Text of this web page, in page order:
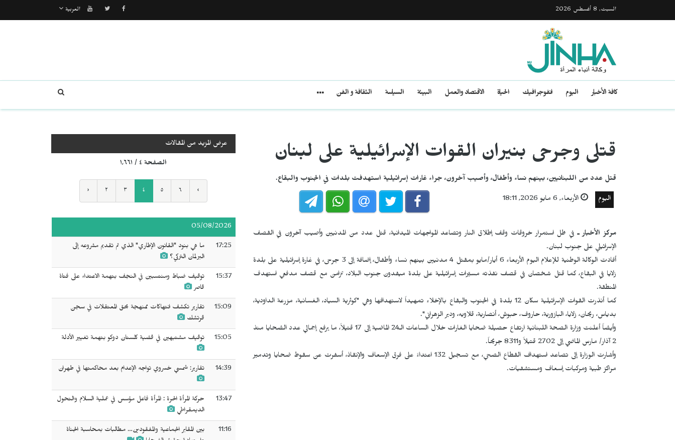
السبت, 8 أغسطس 2026 العربية
كافة الأخبار اليوم انفوجرافيك الحياة الاقتصاد والعمل البيئة السياسة الثقافة و الفن
قتلى وجرحى بنيران القوات الإسرائيلية على لبنان
قتل عدد من اللبنانيين، بينهم نساء وأطفال، وأصيب آخرون، جراء غارات إسرائيلية استهدفت بلدات في الجنوب والبقاع.
اليوم الأربعاء, 6 مايو 2026, 18:11
مركز الأخبار ـفي ظل استمرار خروقات وقف إطلاق النار وتصاعد المواجهات الميدانية، قتل عدد من المدنيين وأصيب آخرون في القصف
الإسرائيلي على جنوب لبنان.
أفادت الوكالة الوطنية للإعلام اليوم الأربعاء 6 أيار/مايو بمقتل 4 مدنيين بينهم نساء وأطفال، إضافة إلى 3 جرحى، في غارة إسرائيلية على بلدة
زلايا في البقاع، كما قتل شخصان في قصف نفذته مسيّرات إسرائيلية على بلدة ميفدون جنوب البلاد، تزامن مع قصف مدفعي استهدف
المنطقة.
كما أنذرت القوات الإسرائيلية سكان 12 بلدة في الجنوب والبقاع بالإخلاء تمهيداً لاستهدافها وهي "كوثرية السياد، الغسانية، مزرعة الداودية،
بدياس، ريحان، زلايا، البازورية، حاروف، حبوش، أنصارية، قلاويه، ودير الزهراني".
وأيضاً أعلنت وزارة الصحة اللبنانية ارتفاع حصيلة ضحايا الغارات خلال الساعات الـ24 الماضية إلى 17 قتيلاً، ما يرفع إجمالي عدد الضحايا منذ
2 آذار/ مارس الماضي إلى 2702 قتيلاً و8311 جريحاً.
وأشارت الوزارة إلى تصاعد استهداف القطاع الصحي، مع تسجيل 132 اعتداءً على فرق الإسعاف والإنقاذ، أسفرت عن سقوط ضحايا وتدمير
مراكز طبية ومركبات إسعاف ومستشفيات.
عرض المزيد من المقالات
الصفحة ٤ / ١٬٦٦١
‹ ٢ ٣ ٤ ٥ ٦ ›
05/08/2026
17:25
ما هي بنود "القانون الإطاري" الذي تم تقديم مشروعه إلى
البرلمان التركي؟
15:37
توقيف ضباط ومنتسبين في النجف بتهمة الاعتداء على فتاة
قاصر
15:09
تقارير تكشف انتهاكات ممنهجة بحق المعتقلات في سجن
قرتشك
15:05 توقيف مشتبهين في قضية كلستان دوكو بتهمة تغيير الأدلة
14:39 تقارير: شمسي خسروي تواجه الإعدام بعد محاكمتها في طهران
13:47
حركة المرأة الحرة : المرأة فاعل مؤسس في عملية السلام والتحول
الديمقراطي
11:16
بين المقابر الجماعية والمفقودين… مطالبات بمحاسبة الجناة